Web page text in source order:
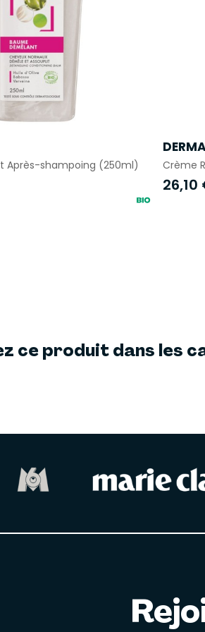
Après-shampoing (250ml)
Crème
26,10
ce produit dans les